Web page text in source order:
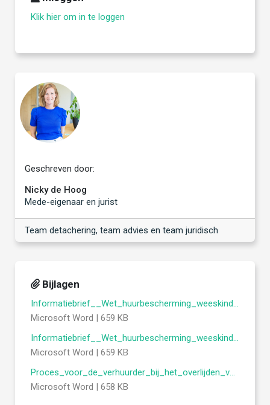
Klik hier om in te loggen
Geschreven door:
Nicky de Hoog
Mede-eigenaar en jurist
Team detachering, team advies en team juridisch
Bijlagen
Informatiebrief__Wet_huurbescherming_weeskinderen_enig_kind__.docx
Microsoft Word | 659 KB
Informatiebrief__Wet_huurbescherming_weeskinderen_meerdere_kinderen_.docx
Microsoft Word | 659 KB
Proces_voor_de_verhuurder_bij_het_overlijden_van_een_huurder_met_een_achterblijvend_weeskind_.docx
Microsoft Word | 658 KB